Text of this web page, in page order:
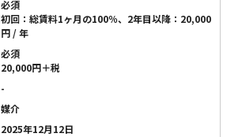
必須
初回：総賃料1ヶ月の100％、2年目以降：20,000
円 / 年
必須
20,000円＋税
-
媒介
2025年12月12日